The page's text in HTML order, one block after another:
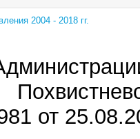
2004 - 2018 гг.
от